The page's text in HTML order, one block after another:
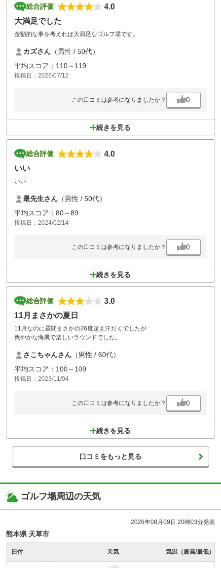
総合評価
4.0
大満足でした
金額的な事を考えれば大満足なゴルフ場です。
カズさん （男性 / 50代）
平均スコア：110～119
投稿日：2026/07/12
この口コミは参考になりましたか？ 0
続きを見る
総合評価
4.0
いい
いい
最先生さん （男性 / 50代）
平均スコア：80～89
投稿日：2024/02/14
この口コミは参考になりましたか？ 0
続きを見る
総合評価
3.0
11月まさかの夏日
11月なのに昼間まさかの26度超え汗だくでしたが
爽やかな海風で楽しいラウンドでした。
さこちゃんさん （男性 / 60代）
平均スコア：100～109
投稿日：2023/11/04
この口コミは参考になりましたか？ 0
続きを見る
口コミをもっと見る
ゴルフ場周辺の天気
2026年08月09日 20時03分発表
熊本県 天草市
日付 天気 気温（最高/最低）